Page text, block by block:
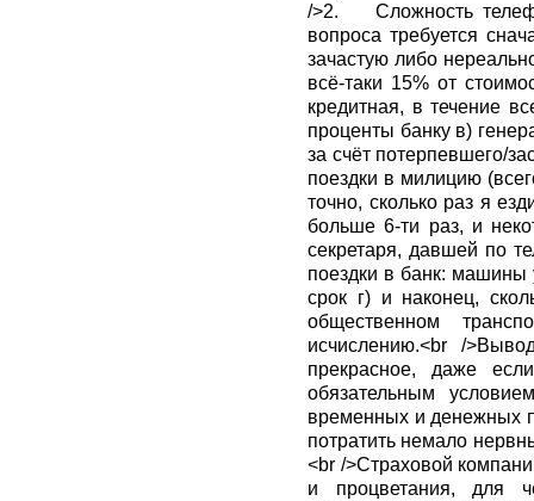
/>2. Сложность
вопроса требуется
зачастую либо
всё-таки 15% от
кредитная, в течение
проценты банку в)
за счёт потерпевшего/
поездки в милицию
точно, сколько раз я
больше 6-ти раз, и
секретаря, давшей по
поездки в банк: машины
срок г) и наконец,
общественном
исчислению.<br /
прекрасное, даже
обязательным
временных и денежных
потратить немало
<br />Страховой
и процветания, для